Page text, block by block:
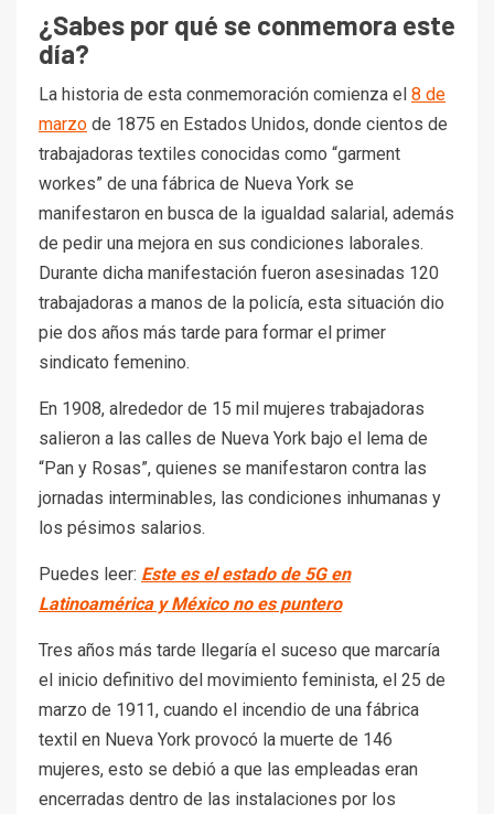
¿Sabes por qué se conmemora este
día?
La historia de esta conmemoración comienza el 8 de
marzo de 1875 en Estados Unidos, donde cientos de
trabajadoras textiles conocidas como “garment
workes” de una fábrica de Nueva York se
manifestaron en busca de la igualdad salarial, además
de pedir una mejora en sus condiciones laborales.
Durante dicha manifestación fueron asesinadas 120
trabajadoras a manos de la policía, esta situación dio
pie dos años más tarde para formar el primer
sindicato femenino.
En 1908, alrededor de 15 mil mujeres trabajadoras
salieron a las calles de Nueva York bajo el lema de
“Pan y Rosas”, quienes se manifestaron contra las
jornadas interminables, las condiciones inhumanas y
los pésimos salarios.
Puedes leer: Este es el estado de 5G en
Latinoamérica y México no es puntero
Tres años más tarde llegaría el suceso que marcaría
el inicio definitivo del movimiento feminista, el 25 de
marzo de 1911, cuando el incendio de una fábrica
textil en Nueva York provocó la muerte de 146
mujeres, esto se debió a que las empleadas eran
encerradas dentro de las instalaciones por los